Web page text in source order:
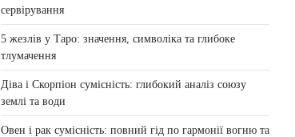
сервірування
5 жезлів у Таро: значення, символіка та глибоке
тлумачення
Діва і Скорпіон сумісність: глибокий аналіз союзу
землі та води
Овен і рак сумісність: повний гід по гармонії вогню та